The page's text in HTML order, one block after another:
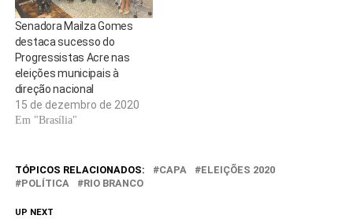
Senadora Mailza Gomes
destaca sucesso do
Progressistas Acre nas
eleições municipais à
direção nacional
15 de dezembro de 2020
Em "Brasília"
TÓPICOS RELACIONADOS: CAPA
ELEIÇÕES 2020
POLÍTICA
RIO BRANCO
UP NEXT